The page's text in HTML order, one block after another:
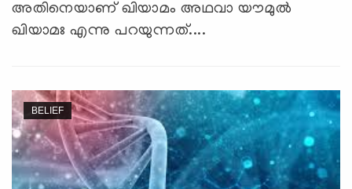
അതിനെയാണ് ഖിയാമം അഥവാ യൗമുല്‍
ഖിയാമഃ എന്നു പറയുന്നത്....
BELIEF